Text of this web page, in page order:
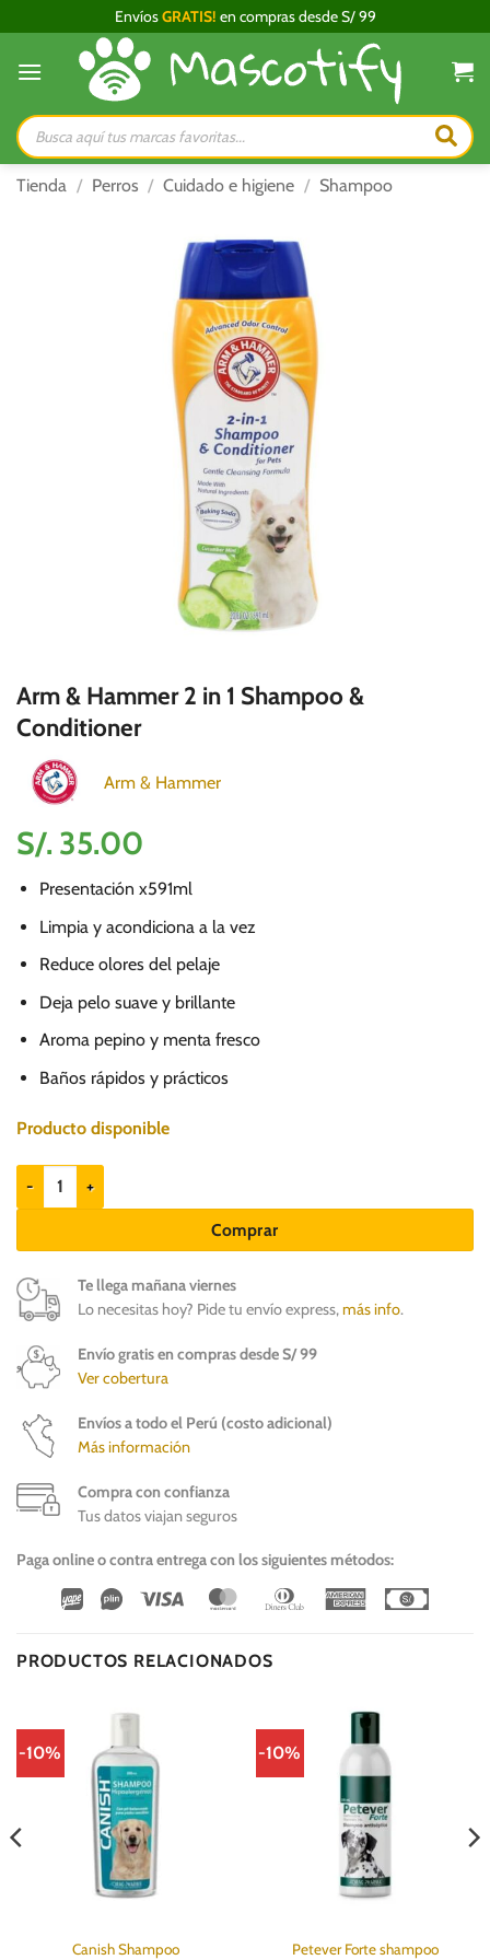
al
contenido
EnvíosGRATIS! en compras desde S/ 99
Búsqueda
de
productos
Tienda / Perros / Cuidado e higiene / Shampoo
Arm & Hammer 2 in 1 Shampoo &
Conditioner
Arm & Hammer
S/. 35.00
Presentación x591ml
Limpia y acondiciona a la vez
Reduce olores del pelaje
Deja pelo suave y brillante
Aroma pepino y menta fresco
Baños rápidos y prácticos
Producto disponible
Arm & Hammer 2 in 1 Shampoo & Conditioner cantidad
Comprar
Te llega mañana viernes
Lo necesitas hoy? Pide tu envío express,más info.
Envío gratis en compras desde S/ 99
Ver cobertura
Envíos a todo el Perú (costo adicional)
Más información
Compra con confianza
Tus datos viajan seguros
Paga online o contra entrega con los siguientes métodos:
Wirecard
Vipps Visa MasterCardDinners
American
PRODUCTOS RELACIONADOS
-10%
Canish Shampoo
-10%
Petever Forte shampoo